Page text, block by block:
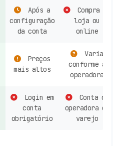
Após a
configuração
da conta
Compra em
loja ou
online
Preços
mais altos
Varia
conforme a
operadora
Login em
conta
obrigatório
Conta de
operadora ou
varejo